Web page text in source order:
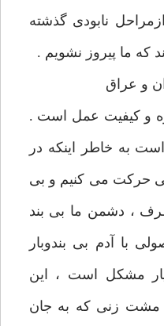
نابودی گذشته
که ما پیروز نشویم .
و عراق
و کیفیت عمل است .
به خاطر اینکه در
حرکت می کنیم و بی
طرف ، دشمن ما بی بند
با آدم بی بندوبار
مشکل است ، این
مشت زنی که به جان